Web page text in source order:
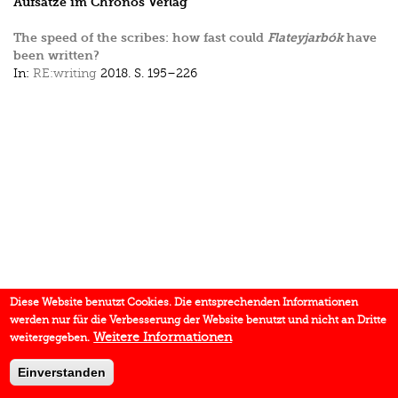
The speed of the scribes: how fast could Flateyjarbókhave
been written?
In: RE:writing 2018. S. 195–226
Diese Website benutzt Cookies. Die entsprechenden Informationen
werden nur für die Verbesserung der Website benutzt und nicht an Dritte
weitergegeben. Weitere Informationen
Einverstanden